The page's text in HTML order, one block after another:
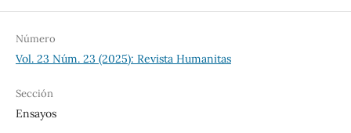
Número
Vol. 23 Núm. 23 (2025): Revista Humanitas
Sección
Ensayos